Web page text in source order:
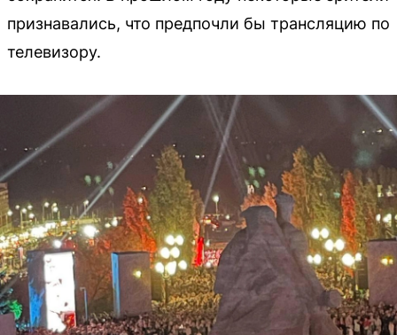
признавались, что предпочли бы трансляцию по
телевизору.